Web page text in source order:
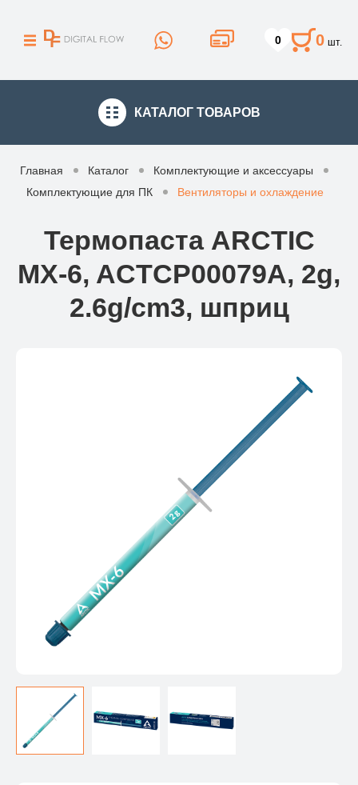
0 0 шт.
КАТАЛОГ ТОВАРОВ
Главная Каталог
Комплектующие и аксессуары
Комплектующие для ПК
Вентиляторы и охлаждение
Термопаста ARCTIC
MX-6, ACTCP00079A, 2g,
2.6g/cm3, шприц